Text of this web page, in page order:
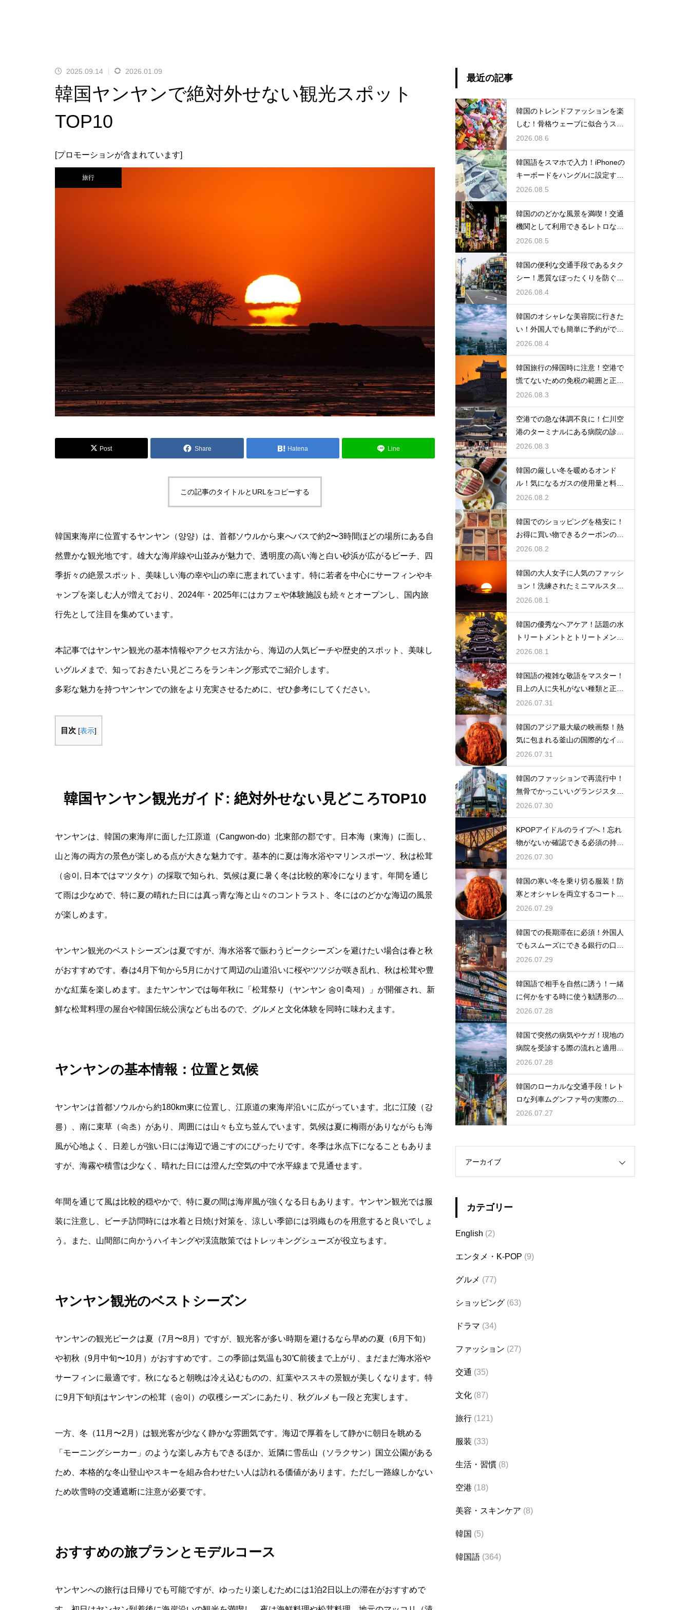
2025.09.14 2026.01.09
韓国ヤンヤンで絶対外せない観光スポット
TOP10
[プロモーションが含まれています]
旅行
Post Share Hatena Line
この記事のタイトルとURLをコピーする
韓国東海岸に位置するヤンヤン（양양）は、首都ソウルから東へバスで約2〜3時間ほどの場所にある自
然豊かな観光地です。雄大な海岸線や山並みが魅力で、透明度の高い海と白い砂浜が広がるビーチ、四
季折々の絶景スポット、美味しい海の幸や山の幸に恵まれています。特に若者を中心にサーフィンやキ
ャンプを楽しむ人が増えており、2024年・2025年にはカフェや体験施設も続々とオープンし、国内旅
行先として注目を集めています。
本記事ではヤンヤン観光の基本情報やアクセス方法から、海辺の人気ビーチや歴史的スポット、美味し
いグルメまで、知っておきたい見どころをランキング形式でご紹介します。
多彩な魅力を持つヤンヤンでの旅をより充実させるために、ぜひ参考にしてください。
目次 [表示]
韓国ヤンヤン観光ガイド: 絶対外せない見どころTOP10
ヤンヤンは、韓国の東海岸に面した江原道（Cangwon-do）北東部の郡です。日本海（東海）に面し、
山と海の両方の景色が楽しめる点が大きな魅力です。基本的に夏は海水浴やマリンスポーツ、秋は松茸
（송이, 日本ではマツタケ）の採取で知られ、気候は夏に暑く冬は比較的寒冷になります。年間を通じ
て雨は少なめで、特に夏の晴れた日には真っ青な海と山々のコントラスト、冬にはのどかな海辺の風景
が楽しめます。
ヤンヤン観光のベストシーズンは夏ですが、海水浴客で賑わうピークシーズンを避けたい場合は春と秋
がおすすめです。春は4月下旬から5月にかけて周辺の山道沿いに桜やツツジが咲き乱れ、秋は松茸や豊
かな紅葉を楽しめます。またヤンヤンでは毎年秋に「松茸祭り（ヤンヤン 송이축제）」が開催され、新
鮮な松茸料理の屋台や韓国伝統公演なども出るので、グルメと文化体験を同時に味わえます。
ヤンヤンの基本情報：位置と気候
ヤンヤンは首都ソウルから約180km東に位置し、江原道の東海岸沿いに広がっています。北に江陵（강
릉）、南に束草（속초）があり、周囲には山々も立ち並んでいます。気候は夏に梅雨がありながらも海
風が心地よく、日差しが強い日には海辺で過ごすのにぴったりです。冬季は氷点下になることもありま
すが、海霧や積雪は少なく、晴れた日には澄んだ空気の中で水平線まで見通せます。
年間を通じて風は比較的穏やかで、特に夏の間は海岸風が強くなる日もあります。ヤンヤン観光では服
装に注意し、ビーチ訪問時には水着と日焼け対策を、涼しい季節には羽織ものを用意すると良いでしょ
う。また、山間部に向かうハイキングや渓流散策ではトレッキングシューズが役立ちます。
ヤンヤン観光のベストシーズン
ヤンヤンの観光ピークは夏（7月〜8月）ですが、観光客が多い時期を避けるなら早めの夏（6月下旬）
や初秋（9月中旬〜10月）がおすすめです。この季節は気温も30℃前後まで上がり、まだまだ海水浴や
サーフィンに最適です。秋になると朝晩は冷え込むものの、紅葉やススキの景観が美しくなります。特
に9月下旬頃はヤンヤンの松茸（송이）の収穫シーズンにあたり、秋グルメも一段と充実します。
一方、冬（11月〜2月）は観光客が少なく静かな雰囲気です。海辺で厚着をして静かに朝日を眺める
「モーニングシーカー」のような楽しみ方もできるほか、近隣に雪岳山（ソラクサン）国立公園がある
ため、本格的な冬山登山やスキーを組み合わせたい人は訪れる価値があります。ただし一路線しかない
ため吹雪時の交通遮断に注意が必要です。
おすすめの旅プランとモデルコース
ヤンヤンへの旅行は日帰りでも可能ですが、ゆったり楽しむためには1泊2日以上の滞在がおすすめで
最近の記事
韓国のトレンドファッションを楽
しむ！骨格ウェーブに似合うスタ
イルの特徴
2026.08.6
韓国語をスマホで入力！iPhoneの
キーボードをハングルに設定する
手順
2026.08.5
韓国ののどかな風景を満喫！交通
機関として利用できるレトロな観
光の馬車
2026.08.5
韓国の便利な交通手段であるタク
シー！悪質なぼったくりを防ぐ確
実な対策
2026.08.4
韓国のオシャレな美容院に行きた
い！外国人でも簡単に予約ができ
るアプリ
2026.08.4
韓国旅行の帰国時に注意！空港で
慌てないための免税の範囲と正し
い計算
2026.08.3
空港での急な体調不良に！仁川空
港のターミナルにある病院の診療
時間
2026.08.3
韓国の厳しい冬を暖めるオンド
ル！気になるガスの使用量と料金
の目安
2026.08.2
韓国でのショッピングを格安に！
お得に買い物できるクーポンの賢
い探し方
2026.08.2
韓国の大人女子に人気のファッシ
ョン！洗練されたミニマルスタイ
ルの特徴
2026.08.1
韓国の優秀なヘアケア！話題の水
トリートメントとトリートメント
の使い分け
2026.08.1
韓国語の複雑な敬語をマスター！
目上の人に失礼がない種類と正し
い使い分け
2026.07.31
韓国のアジア最大級の映画祭！熱
気に包まれる釜山の国際的なイベ
ント
2026.07.31
韓国のファッションで再流行中！
無骨でかっこいいグランジスタイ
ルの特徴
2026.07.30
KPOPアイドルのライブへ！忘れ
物がないか確認できる必須の持ち
物リスト
2026.07.30
韓国の寒い冬を乗り切る服装！防
寒とオシャレを両立するコートの
種類
2026.07.29
韓国での長期滞在に必須！外国人
でもスムーズにできる銀行の口座
開設
2026.07.29
韓国語で相手を自然に誘う！一緒
に何かをする時に使う勧誘形の基
本の作り方
2026.07.28
韓国で突然の病気やケガ！現地の
病院を受診する際の流れと適用さ
れる保険
2026.07.28
韓国のローカルな交通手段！レト
ロな列車ムグンファ号の実際の乗
り心地
2026.07.27
アーカイブ
カテゴリー
English (2)
エンタメ・K-POP (9)
グルメ (77)
ショッピング (63)
ドラマ (34)
ファッション (27)
交通 (35)
文化 (87)
旅行 (121)
服装 (33)
生活・習慣 (8)
空港 (18)
美容・スキンケア (8)
韓国 (5)
韓国語 (364)